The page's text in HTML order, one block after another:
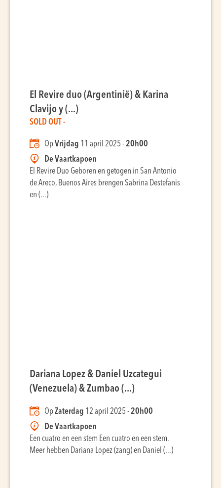
El Revire duo (Argentinië) & Karina
Clavijo y (...)
SOLD OUT -
OpVrijdag 11 april 2025 -20h00
De Vaartkapoen
El Revire Duo Geboren en getogen in San Antonio
de Areco, Buenos Aires brengen Sabrina Destefanis
en (...)
Dariana Lopez & Daniel Uzcategui
(Venezuela) & Zumbao (...)
OpZaterdag 12 april 2025 -20h00
De Vaartkapoen
Een cuatro en een stem Een cuatro en een stem.
Meer hebben Dariana Lopez (zang) en Daniel (...)